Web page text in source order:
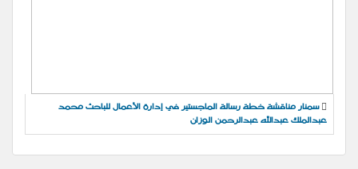
سمنار مناقشة خطة رسالة الماجستير في إدارة الأعمال للباحث محمد
عبدالملك عبدالله عبدالرحمن الوزان